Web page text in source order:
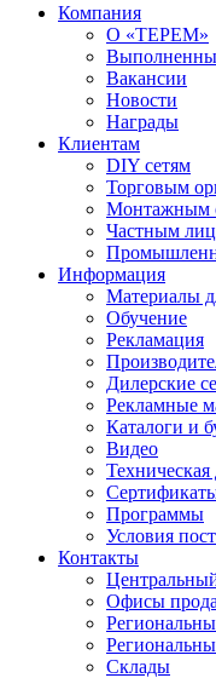
Компания
О «ТЕРЕМ»
Вакансии
Новости
Награды
Клиентам
DIY сетям
Торговым
Монтажным
Частным
Информация
Материалы
Обучение
Рекламация
Дилерские
Рекламные
Каталоги и
Видео
Программы
Условия
Контакты
Офисы
Склады